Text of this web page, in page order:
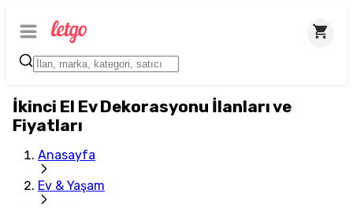
İkinci El Ev Dekorasyonu İlanları ve
Fiyatları
Anasayfa
Ev & Yaşam